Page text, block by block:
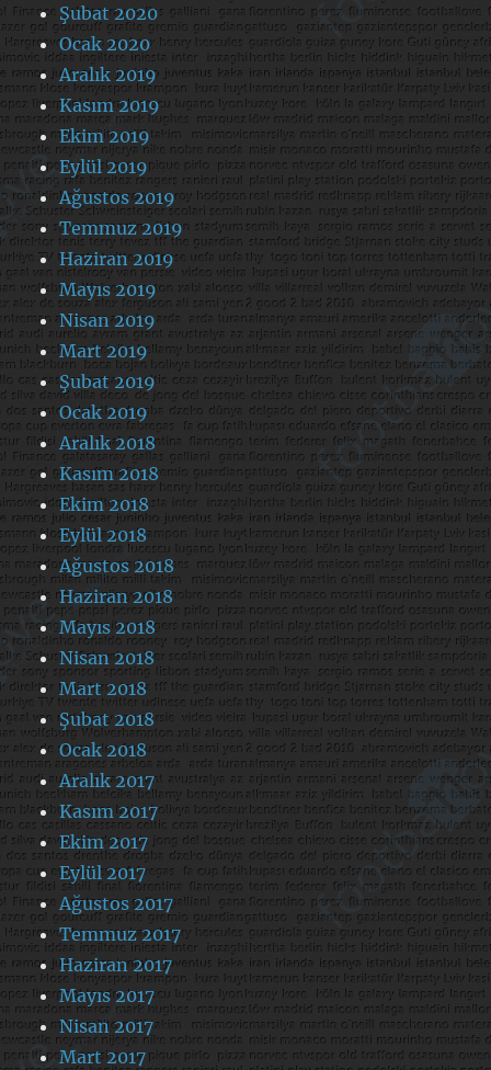
Şubat 2020
Ocak 2020
Aralık 2019
Kasım 2019
Ekim 2019
Eylül 2019
Ağustos 2019
Temmuz 2019
Haziran 2019
Mayıs 2019
Nisan 2019
Mart 2019
Şubat 2019
Ocak 2019
Aralık 2018
Kasım 2018
Ekim 2018
Eylül 2018
Ağustos 2018
Haziran 2018
Mayıs 2018
Nisan 2018
Mart 2018
Şubat 2018
Ocak 2018
Aralık 2017
Kasım 2017
Ekim 2017
Eylül 2017
Ağustos 2017
Temmuz 2017
Haziran 2017
Mayıs 2017
Nisan 2017
Mart 2017